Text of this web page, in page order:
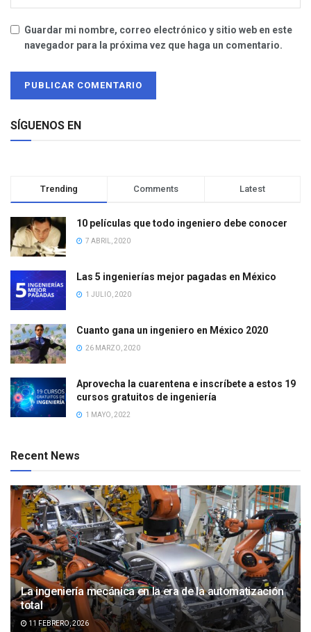
Guardar mi nombre, correo electrónico y sitio web en este
navegador para la próxima vez que haga un comentario.
SÍGUENOS EN
Trending Comments Latest
10 películas que todo ingeniero debe conocer
7 ABRIL, 2020
Las 5 ingenierías mejor pagadas en México
1 JULIO, 2020
Cuanto gana un ingeniero en México 2020
26 MARZO, 2020
Aprovecha la cuarentena e inscríbete a estos 19
cursos gratuitos de ingeniería
1 MAYO, 2022
Recent News
La ingeniería mecánica en la era de la automatización
total
11 FEBRERO, 2026